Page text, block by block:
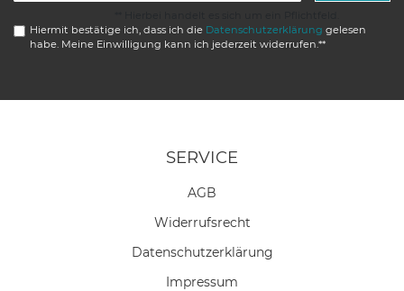
Hiermit bestätige ich, dass ich die Daten­schutz­erklärung gelesen
habe. Meine Einwilligung kann ich jederzeit widerrufen.**
SERVICE
AGB
Widerrufs­recht
Daten­schutz­erklärung
Impressum